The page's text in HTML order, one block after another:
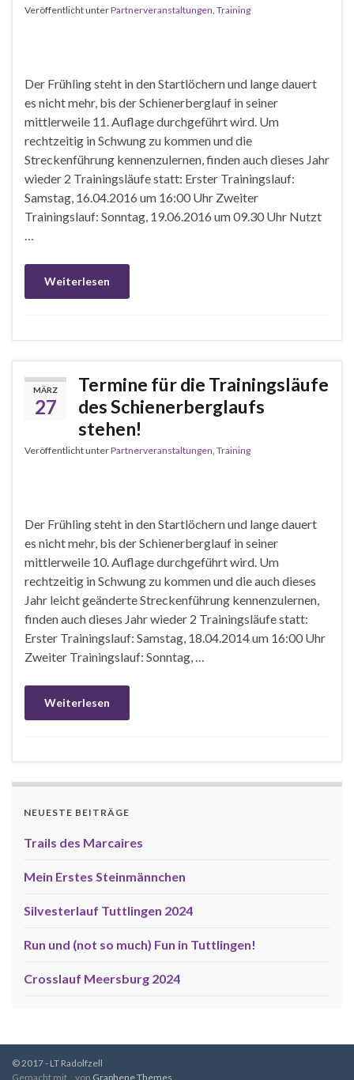
Veröffentlicht unterPartnerveranstaltungen Training
Der Frühling steht in den Startlöchern und lange dauert
es nicht mehr, bis der Schienerberglauf in seiner
mittlerweile 11. Auflage durchgeführt wird. Um
rechtzeitig in Schwung zu kommen und die
Streckenführung kennenzulernen, finden auch dieses Jahr
wieder 2 Trainingsläufe statt: Erster Trainingslauf:
Samstag, 16.04.2016 um 16:00 Uhr Zweiter
Trainingslauf: Sonntag, 19.06.2016 um 09.30 Uhr Nutzt
…
Weiterlesen
MÄRZ
27
Termine für die Trainingsläufe
des Schienerberglaufs
stehen!
Veröffentlicht unterPartnerveranstaltungen Training
Der Frühling steht in den Startlöchern und lange dauert
es nicht mehr, bis der Schienerberglauf in seiner
mittlerweile 10. Auflage durchgeführt wird. Um
rechtzeitig in Schwung zu kommen und die auch dieses
Jahr leicht geänderte Streckenführung kennenzulernen,
finden auch dieses Jahr wieder 2 Trainingsläufe statt:
Erster Trainingslauf: Samstag, 18.04.2014 um 16:00 Uhr
Zweiter Trainingslauf: Sonntag, …
Weiterlesen
NEUESTE BEITRÄGE
Trails des Marcaires
Mein Erstes Steinmännchen
Silvesterlauf Tuttlingen 2024
Run und (not so much) Fun in Tuttlingen!
Crosslauf Meersburg 2024
© 2017 - LT Radolfzell
Gemacht mit
von Graphene Themes